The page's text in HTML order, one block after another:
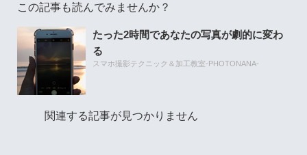
この記事も読んでみませんか？
たった2時間であなたの写真が劇的に変わ
る
スマホ撮影テクニック＆加工教室-PHOTONANA-
関連する記事が見つかりません